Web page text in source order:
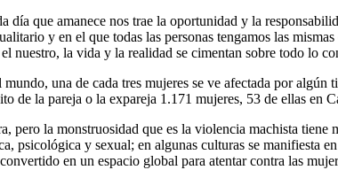
día que amanece nos trae la oportunidad y la
y en el que todas las personas tengamos las
nuestro, la vida y la realidad se cimentan sobre todo lo
una de cada tres mujeres se ve afectada por
de la pareja o la expareja 1.171 mujeres, 53 de ellas
pero la monstruosidad que es la violencia machista
psicológica y sexual; en algunas culturas se manifiesta
en un espacio global para atentar contra las